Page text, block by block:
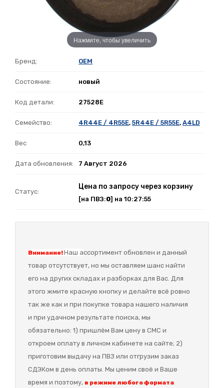
Нажмите, чтобы увеличить
Бренд: OEM
Состояние: новый
Код детали: 27528E
Семейство: 4R44E / 4R55E, 5R44E / 5R55E, A4LD
Вес 0,13
Дата обновления: 7 Август 2026
Статус:
Цена по запросу через корзину
[на ПВЗ:0] на 10:27:55
Внимание!Наш ассортимент обновлен и данный
товар отсутствует, но мы оставляем шанс найти
его на других складах и разборках для Вас. Для
этого жмите красную кнопку и делайте всё ровно
так же как и при покупке товара нашего наличия
и при удачном результате поиска, мы
обязательно: 1) пришлём Вам цену в СМС и
откроем оплату в личном кабинете на сайте; 2)
приготовим выдачу на ПВЗ или отгрузим заказ
СДЭКом в день оплаты. Мы ценим своё и Ваше
время и поэтому, в режиме любого формата